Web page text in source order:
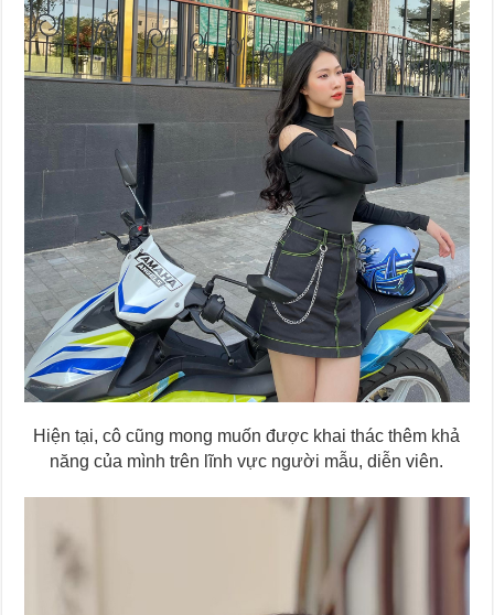
Hiện tại, cô cũng mong muốn được khai thác thêm khả
năng của mình trên lĩnh vực người mẫu, diễn viên.